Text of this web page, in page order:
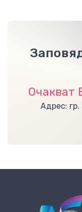
Очакват
Адрес: